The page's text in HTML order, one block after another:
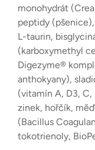
monohydrát
peptidy
L-taurin,
(karboxymethyl
Digezyme®
anthokyany),
(vitamín A, D3, C,
zinek, hořčík,
(Bacillus
tokotrienoly,